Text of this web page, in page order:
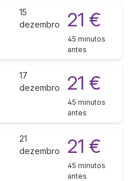
15
dezembro
21 €
45 minutos
antes
17
dezembro
21 €
45 minutos
antes
21
dezembro
21 €
45 minutos
antes